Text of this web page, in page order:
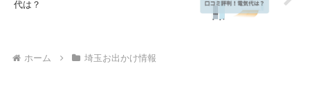
代は？
ホーム 埼玉お出かけ情報